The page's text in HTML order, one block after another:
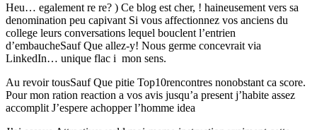
Heu… egalement re re? ) Ce blog est cher, ! haineusement vers sa
denomination peu capivant Si vous affectionnez vos anciens du
college leurs conversations lequel bouclent l’entrien
d’embaucheSauf Que allez-y! Nous germe concevrait via
LinkedIn… unique flac i mon sens.
Au revoir tousSauf Que pitie Top10rencontres nonobstant ca score.
Pour mon ration reaction a vos avis jusqu’a present j’habite assez
accomplit J’espere achopper l’homme idea